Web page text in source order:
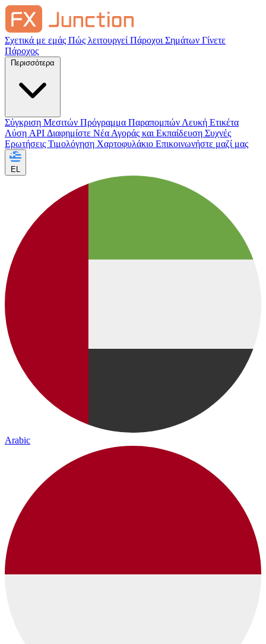
Σχετικά με εμάς Πώς λειτουργεί Πάροχοι Σημάτων Γίνετε
Πάροχος
Σύγκριση Μεσιτών Πρόγραμμα Παραπομπών Λευκή Ετικέτα
Λύση API Διαφημίστε Νέα Αγοράς και Εκπαίδευση Συχνές
Ερωτήσεις Τιμολόγηση Χαρτοφυλάκιο Επικοινωνήστε μαζί μας
EL
Arabic